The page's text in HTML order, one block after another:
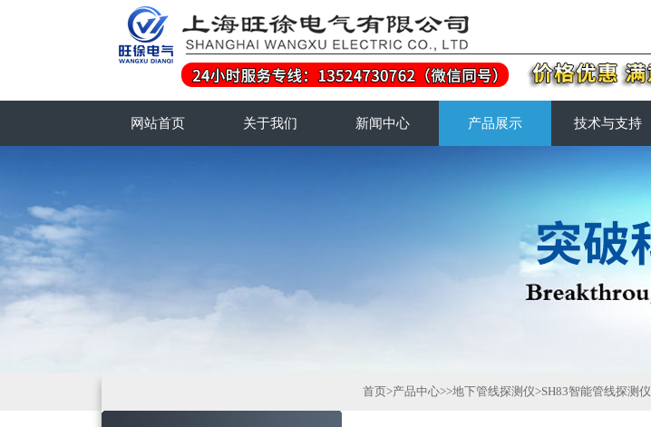
网站首页 关于我们 新闻中心 产品展示 技术与支持
首页>产品中心>>地下管线探测仪>SH83智能管线探测仪